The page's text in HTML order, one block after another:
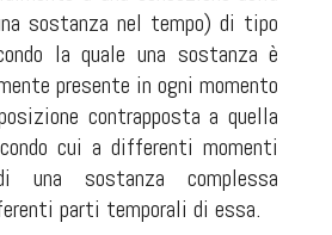
sostanza nel tempo) di tipo
la quale una sostanza è
presente in ogni momento
contrapposta a quella
cui a differenti momenti
una sostanza complessa
parti temporali di essa.